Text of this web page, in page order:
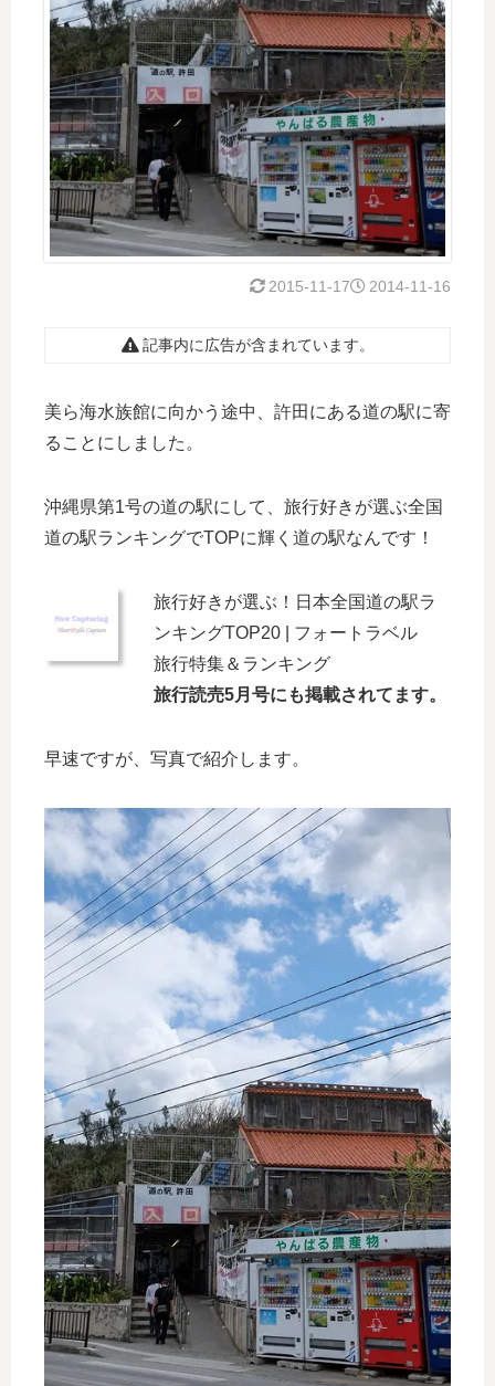
2014-11-16
2015-11-17
記事内に広告が含まれています。
美ら海水族館に向かう途中、許田にある道の駅に寄
ることにしました。
沖縄県第1号の道の駅にして、旅行好きが選ぶ全国
道の駅ランキングでTOPに輝く道の駅なんです！
旅行好きが選ぶ！日本全国道の駅ラ
ンキングTOP20 | フォートラベル
旅行特集＆ランキング
旅行読売5月号にも掲載されてます。
早速ですが、写真で紹介します。